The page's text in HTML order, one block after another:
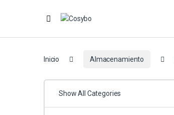
Inicio Almacenamiento
Show All Categories